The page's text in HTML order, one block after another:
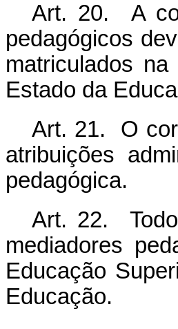
Art. 20. A
pedagógicos
matriculados
Estado da
Art. 21. O
atribuições
pedagógica.
Art. 22.
mediadores
Educação
Educação.